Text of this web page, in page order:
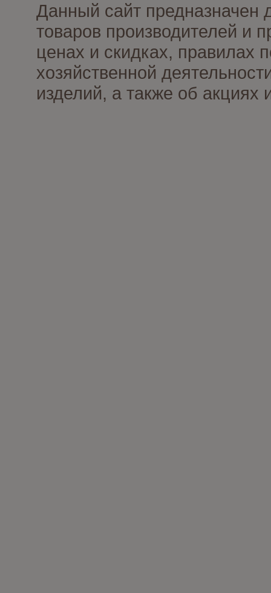
Данный сайт предназначен
товаров производителей и
ценах и скидках, правилах
хозяйственной
изделий, а также об